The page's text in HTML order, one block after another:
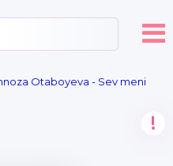
Otaboyeva - Sev meni
!